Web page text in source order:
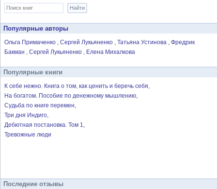
Популярные авторы
Ольга Примаченко Сергей Лукьяненко Татьяна Устинова
Фредрик
Бакман
Сергей Лукьяненко Елена Михалкова
Популярные книги
К себе нежно. Книга о том, как ценить и беречь себя
На богатом. Пособие по денежному мышлению
Судьба по книге перемен
Три дня Индиго
Дебютная постановка. Том 1
Тревожные люди
Последние отзывы